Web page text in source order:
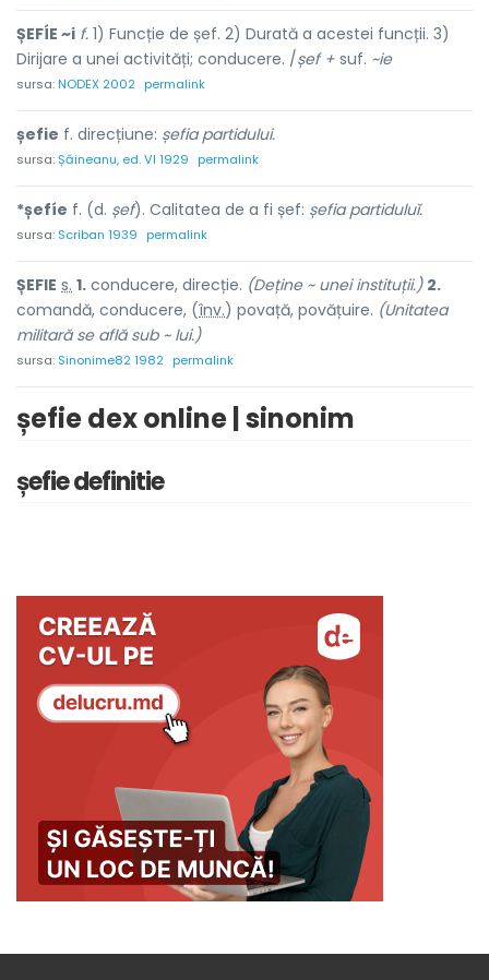
ȘEFÍE ~i f. 1) Funcție de șef. 2) Durată a acestei funcții. 3)
Dirijare a unei activități; conducere. /șef + suf. ~ie
sursa:NODEX 2002 permalink
șefie f. direcțiune: șefia partidului.
sursa:Șăineanu, ed. VI 1929 permalink
*șefíe f. (d. șef). Calitatea de a fi șef: șefia partiduluĭ.
sursa: Scriban 1939 permalink
ȘEFIE s. 1. conducere, direcție. (Deține ~ unei instituții.) 2.
comandă, conducere, (înv.) povață, povățuire. (Unitatea
militară se află sub ~ lui.)
sursa: Sinonime82 1982 permalink
șefie dex online | sinonim
șefie definitie